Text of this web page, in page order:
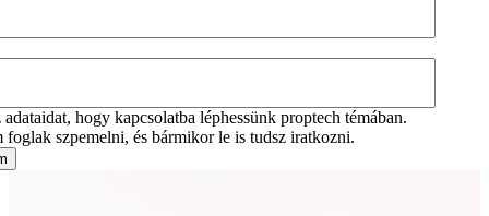
hogy kapcsolatba léphessünk proptech témában.
foglak szpemelni, és bármikor le is tudsz iratkozni.